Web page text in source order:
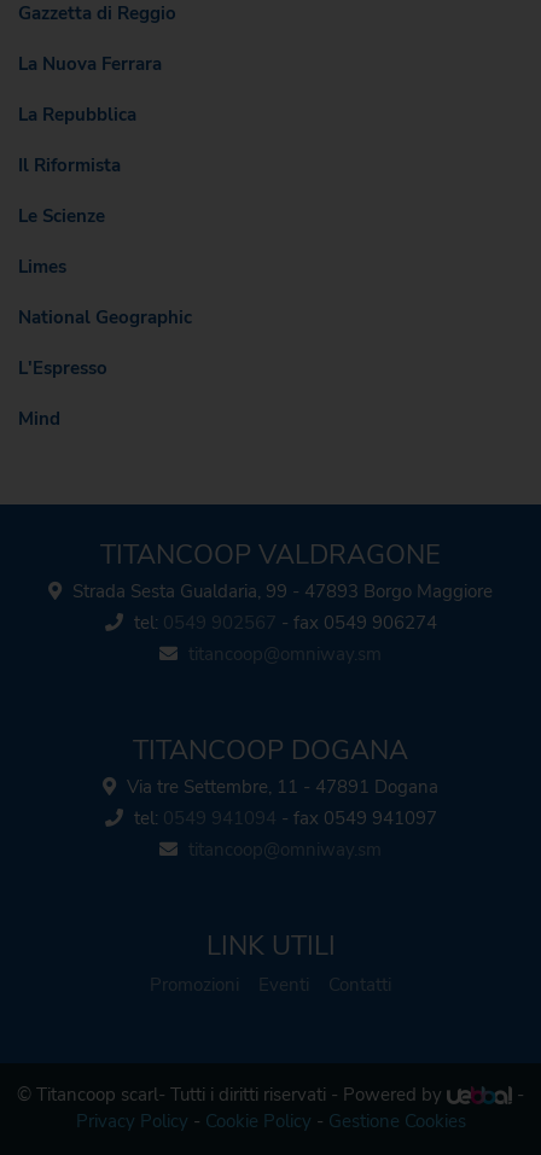
Gazzetta di Reggio
La Nuova Ferrara
La Repubblica
Il Riformista
Le Scienze
Limes
National Geographic
L'Espresso
Mind
TITANCOOP VALDRAGONE
Strada Sesta Gualdaria, 99 - 47893 Borgo Maggiore
tel: 0549 902567 - fax 0549 906274
titancoop@omniway.sm
TITANCOOP DOGANA
Via tre Settembre, 11 - 47891 Dogana
tel: 0549 941094 - fax 0549 941097
titancoop@omniway.sm
LINK UTILI
Promozioni Eventi Contatti
© Titancoop scarl- Tutti i diritti riservati - Powered by
-
Privacy Policy - Cookie Policy - Gestione Cookies